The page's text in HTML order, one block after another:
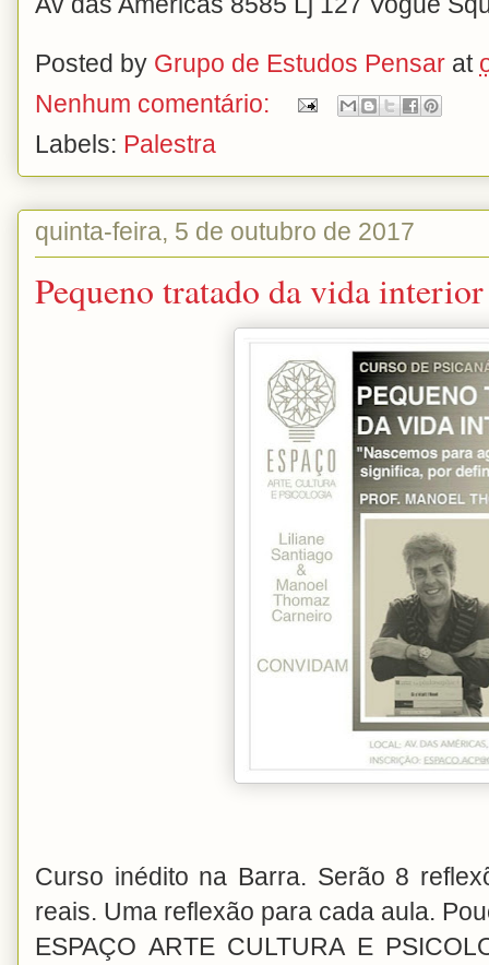
Posted by Grupo de Estudos Pensar at
Nenhum comentário:
Labels: Palestra
quinta-feira, 5 de outubro de 2017
Pequeno tratado da vida interior
Curso inédito na Barra. Serão 8
reais. Uma reflexão para cada aula.
ESPAÇO ARTE CULTURA E